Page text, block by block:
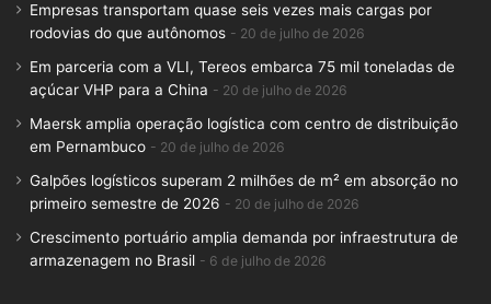
Empresas transportam quase seis vezes mais cargas por
rodovias do que autônomos
20 de julho de 2026
Em parceria com a VLI, Tereos embarca 75 mil toneladas de
açúcar VHP para a China
20 de julho de 2026
Maersk amplia operação logística com centro de distribuição
em Pernambuco
20 de julho de 2026
Galpões logísticos superam 2 milhões de m² em absorção no
primeiro semestre de 2026
20 de julho de 2026
Crescimento portuário amplia demanda por infraestrutura de
armazenagem no Brasil
6 de julho de 2026